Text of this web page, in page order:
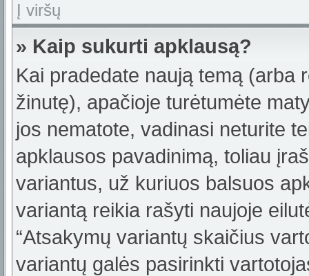
Į viršų
» Kaip sukurti apklausą?
Kai pradedate naują temą (arba
žinutę), apačioje turėtumėte
jos nematote, vadinasi neturite
apklausos pavadinimą, toliau
variantus, už kuriuos balsuos
variantą reikia rašyti naujoje
“Atsakymų variantų skaičius
variantų galės pasirinkti